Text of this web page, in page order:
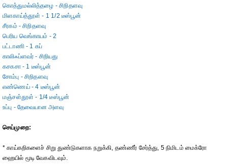
கொத்துமல்லித்தழை - சிறிதளவு
மிளகாய்த்தூள் - 1 1/2 டீஸ்பூன்
சீரகம் - சிறிதளவு
பெரிய வெங்காயம் - 2
பட்டாணி - 1 கப்
காலிஃப்ளவர் - சிறியது
கசகசா - 1 டீஸ்பூன்
சோம்பு - சிறிதளவு
எண்ணெய் - 4 டீஸ்பூன்
மஞ்சள்தூள் - 1/4 டீஸ்பூன்
உப்பு - தேவையான அளவு
செய்முறை:
* காய்கறிகளைச் சிறு துண்டுகளாக நறுக்கி, தண்ணீர் சேர்த்து, 5 நிமிடம் மைக்ரோ
ஹையில் மூடி வேகவிடவும்.